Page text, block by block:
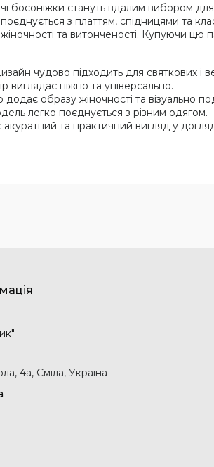
босоніжки стануть вдалим вибором
поєднується з платтям, спідницями та
та витонченості. Купуючи цю
чудово підходить для святкових і
виглядає ніжно та універсально.
додає образу жіночності та візуально
легко поєднується з різним одягом.
акуратний та практичний вигляд у
4а, Сміла, Україна